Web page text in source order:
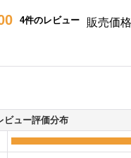
4件のレビュー 販売価格
ビュー評価分布